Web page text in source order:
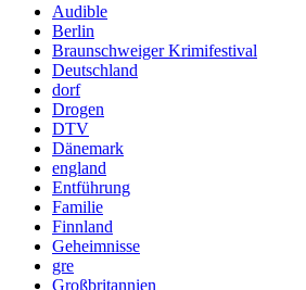
Audible
Berlin
Braunschweiger Krimifestival
Deutschland
dorf
Drogen
DTV
Dänemark
england
Entführung
Familie
Finnland
Geheimnisse
gre
Großbritannien